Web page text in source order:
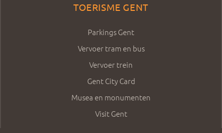
TOERISME GENT
Parkings Gent
Vervoer tram en bus
Vervoer trein
Gent City Card
Musea en monumenten
Visit Gent